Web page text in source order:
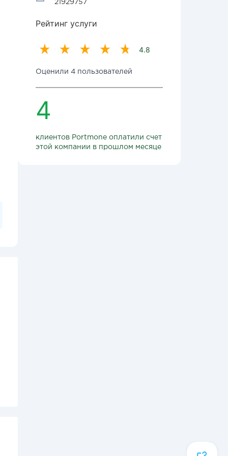
21929757
Рейтинг услуги
4.8
Оценили 4 пользователей
4
клиентов Portmone оплатили счет
этой компании в прошлом месяце